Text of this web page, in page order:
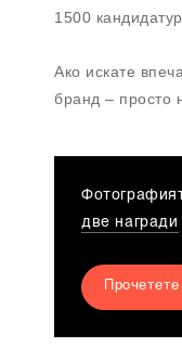
1500
Ако искате
бранд – просто
две награди